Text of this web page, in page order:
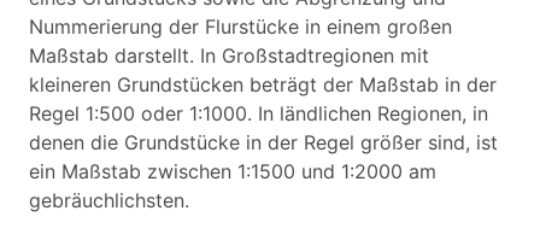
Nummerierung der Flurstücke in einem großen
Maßstab darstellt. In Großstadtregionen mit
kleineren Grundstücken beträgt der Maßstab in der
Regel 1:500 oder 1:1000. In ländlichen Regionen, in
denen die Grundstücke in der Regel größer sind, ist
ein Maßstab zwischen 1:1500 und 1:2000 am
gebräuchlichsten.